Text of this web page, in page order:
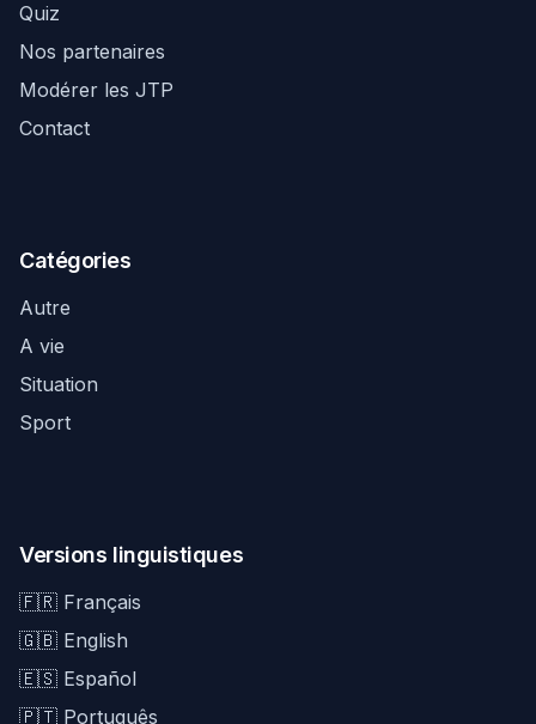
Quiz
Nos partenaires
Modérer les JTP
Contact
Catégories
Autre
A vie
Situation
Sport
Versions linguistiques
🇫🇷 Français
🇬🇧 English
🇪🇸 Español
🇵🇹 Português